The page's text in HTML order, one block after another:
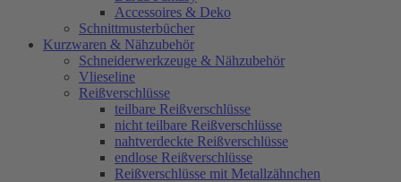
Accessoires & Deko
Schnittmusterbücher
Kurzwaren & Nähzubehör
Schneiderwerkzeuge & Nähzubehör
Vlieseline
Reißverschlüsse
teilbare Reißverschlüsse
nicht teilbare Reißverschlüsse
nahtverdeckte Reißverschlüsse
endlose Reißverschlüsse
Reißverschlüsse mit Metallzähnchen